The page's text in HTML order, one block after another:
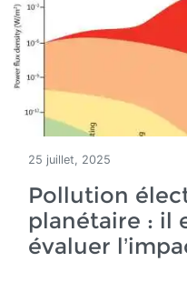
25 juillet, 2025
Pollution
planétaire : il
évaluer